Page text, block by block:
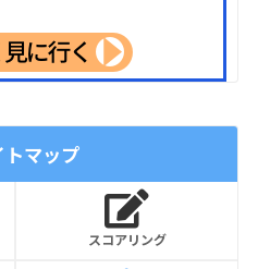
マップ
スコアリング